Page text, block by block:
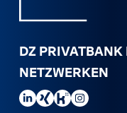
DZ
NETZWERKEN
DZ PRIVATBANK auf
DZ PRIVATBANK auf
DZ PRIVATBANK
DZ